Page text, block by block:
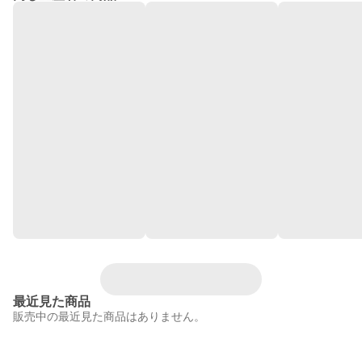
最近見た商品
販売中の最近見た商品はありません。